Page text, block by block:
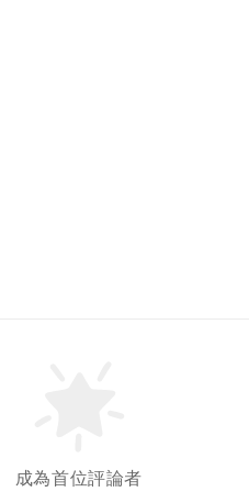
成為首位評論者